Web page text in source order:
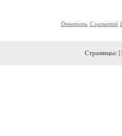
Ответить С цитатой
Страницы: